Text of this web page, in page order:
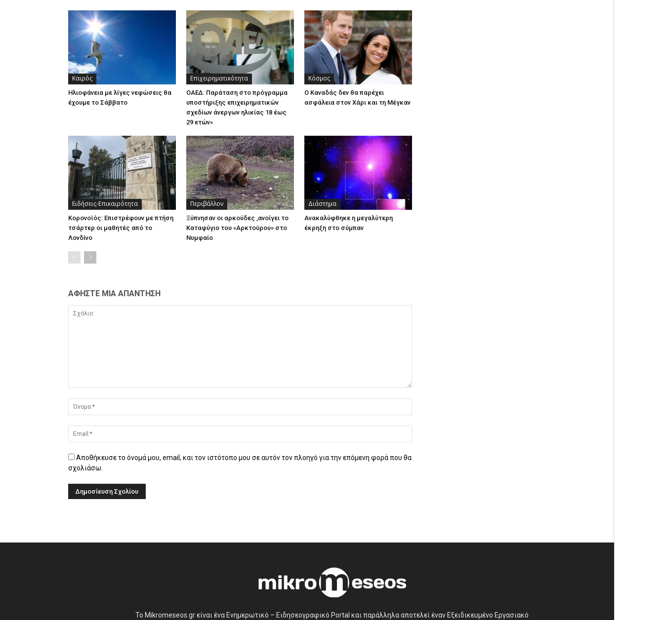
Καιρός
Ηλιοφάνεια με λίγες νεφώσεις θα
έχουμε το Σάββατο
Επιχειρηματικότητα
ΟΑΕΔ: Παράταση στο πρόγραμμα
υποστήριξης επιχειρηματικών
σχεδίων άνεργων ηλικίας 18 έως
29 ετών»
Κόσμος
Ο Καναδάς δεν θα παρέχει
ασφάλεια στον Χάρι και τη Μέγκαν
Ειδήσεις-Επικαιρότητα
Κορονοϊός: Επιστρέφουν με πτήση
τσάρτερ οι μαθητές από το
Λονδίνο
Περιβάλλον
Ξύπνησαν οι αρκούδες ,ανοίγει το
Καταφύγιο του «Αρκτούρου» στο
Νυμφαίο
Διάστημα
Ανακαλύφθηκε η μεγαλύτερη
έκρηξη στο σύμπαν
ΑΦΗΣΤΕ ΜΙΑ ΑΠΑΝΤΗΣΗ
Αποθήκευσε το όνομά μου, email, και τον ιστότοπο μου σε αυτόν τον πλοηγό για την επόμενη φορά που θα
σχολιάσω.
Το Mikromeseos.gr είναι ένα Ενημερωτικό – Ειδησεογραφικό Portal και παράλληλα αποτελεί έναν Εξειδικευμένο Εργασιακό